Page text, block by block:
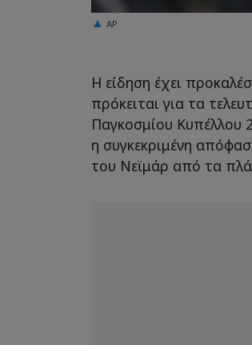
AP
Η είδηση έχει
πρόκειται για τα
Παγκοσμίου Κυπέλλου
η συγκεκριμένη
του Νεϊμάρ από τα